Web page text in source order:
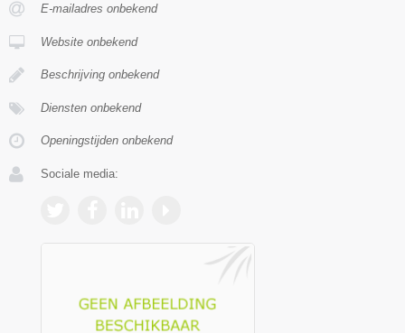
E-mailadres onbekend
Website onbekend
Beschrijving onbekend
Diensten onbekend
Openingstijden onbekend
Sociale media: